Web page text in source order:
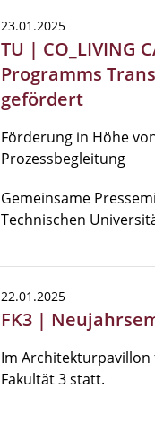
23.01.2025
TU | CO_LIVING
Programms
gefördert
Förderung in Höhe
Prozessbegleitung
Gemeinsame
Technischen
22.01.2025
FK3 |
Im
Fakultät 3 statt.